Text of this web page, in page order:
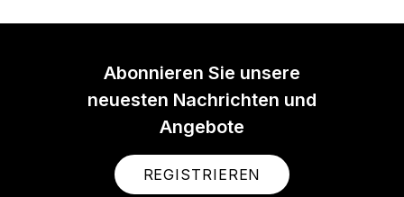
Abonnieren Sie unsere
neuesten Nachrichten und
Angebote
REGISTRIEREN